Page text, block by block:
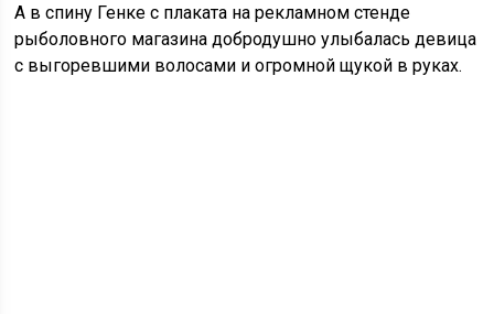
А в спину Генке с плаката на рекламном стенде
рыболовного магазина добродушно улыбалась девица
с выгоревшими волосами и огромной щукой в руках.